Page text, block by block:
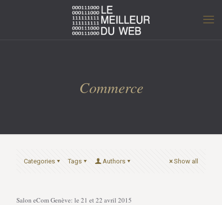
Commerce
Categories Tags Authors Show all
Salon eCom Genève: le 21 et 22 avril 2015